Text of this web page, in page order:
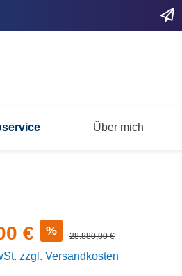
Über mich
€ % Regulärer Preis:
28.880,00 €
zzgl. Versandkosten